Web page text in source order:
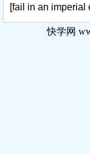
[fail in an imperial
快学网